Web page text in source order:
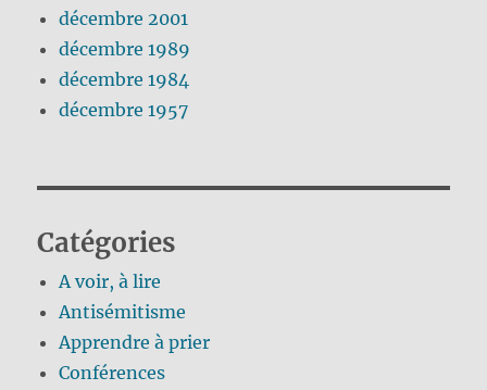
décembre 2001
décembre 1989
décembre 1984
décembre 1957
Catégories
A voir, à lire
Antisémitisme
Apprendre à prier
Conférences